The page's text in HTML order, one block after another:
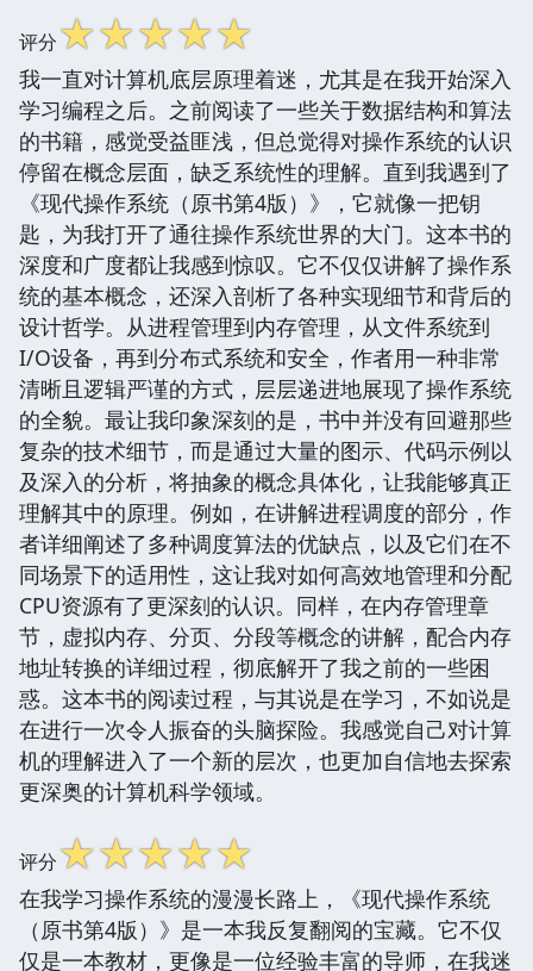
评分☆☆☆☆☆
我一直对计算机底层原理着迷，尤其是在我开始深入
学习编程之后。之前阅读了一些关于数据结构和算法
的书籍，感觉受益匪浅，但总觉得对操作系统的认识
停留在概念层面，缺乏系统性的理解。直到我遇到了
《现代操作系统（原书第4版）》，它就像一把钥
匙，为我打开了通往操作系统世界的大门。这本书的
深度和广度都让我感到惊叹。它不仅仅讲解了操作系
统的基本概念，还深入剖析了各种实现细节和背后的
设计哲学。从进程管理到内存管理，从文件系统到
I/O设备，再到分布式系统和安全，作者用一种非常
清晰且逻辑严谨的方式，层层递进地展现了操作系统
的全貌。最让我印象深刻的是，书中并没有回避那些
复杂的技术细节，而是通过大量的图示、代码示例以
及深入的分析，将抽象的概念具体化，让我能够真正
理解其中的原理。例如，在讲解进程调度的部分，作
者详细阐述了多种调度算法的优缺点，以及它们在不
同场景下的适用性，这让我对如何高效地管理和分配
CPU资源有了更深刻的认识。同样，在内存管理章
节，虚拟内存、分页、分段等概念的讲解，配合内存
地址转换的详细过程，彻底解开了我之前的一些困
惑。这本书的阅读过程，与其说是在学习，不如说是
在进行一次令人振奋的头脑探险。我感觉自己对计算
机的理解进入了一个新的层次，也更加自信地去探索
更深奥的计算机科学领域。
评分☆☆☆☆☆
在我学习操作系统的漫漫长路上，《现代操作系统
（原书第4版）》是一本我反复翻阅的宝藏。它不仅
仅是一本教材，更像是一位经验丰富的导师，在我迷